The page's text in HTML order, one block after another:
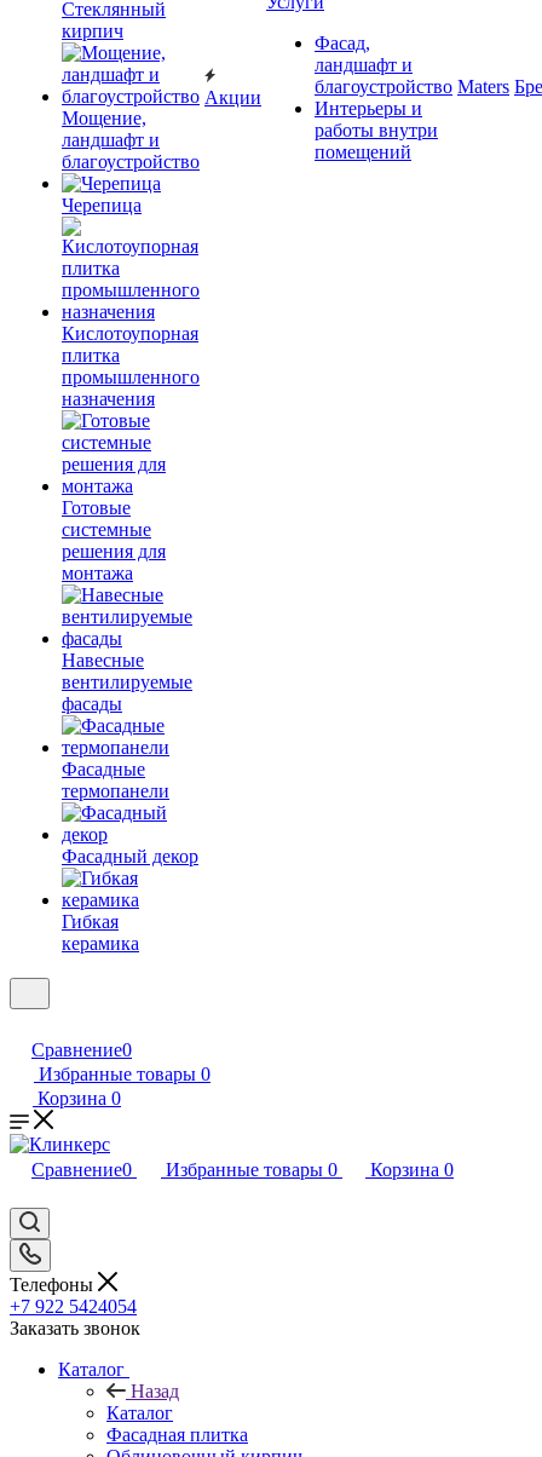
Cтеклянный
кирпич
Мощение,
ландшафт и
благоустройство
Черепица
Кислотоупорная
плитка
промышленного
назначения
Готовые
системные
решения для
монтажа
Навесные
вентилируемые
фасады
Фасадные
термопанели
Фасадный декор
Гибкая
керамика
Акции
Фасад,
ландшафт и
благоустройство
Интерьеры и
работы внутри
помещений
Maters
Сравнение0
Избранные товары 0
Корзина 0
Сравнение0 Избранные товары 0 Корзина 0
Телефоны
+7 922 5424054
Заказать звонок
Каталог
Назад
Каталог
Фасадная плитка